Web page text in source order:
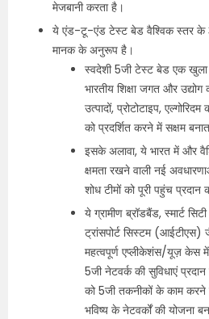
मेजबानी करता है।
ये एंड-टू-एंड टेस्ट बेड वैश्विक स्तर के
मानक के अनुरूप है।
स्वदेशी 5जी टेस्ट बेड एक
भारतीय शिक्षा जगत और
उत्पादों, प्रोटोटाइप,
को प्रदर्शित करने में सक्षम
इसके अलावा, ये भारत में और
क्षमता रखने वाली नई
शोध टीमों को पूरी पहुंच प्रदान
ये ग्रामीण ब्रॉडबैंड, स्मार्ट
ट्रांसपोर्ट सिस्टम
महत्वपूर्ण एप्लीकेशंस/यूज़ केस
5जी नेटवर्क की सुविधाएं
को 5जी तकनीकों के काम
भविष्य के नेटवर्कों की योजना